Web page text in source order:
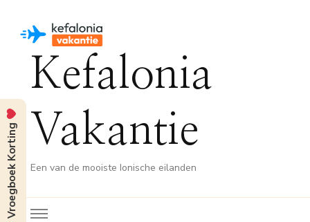
Kefalonia
Vakantie
Een van de mooiste Ionische eilanden
Vroegboek Korting